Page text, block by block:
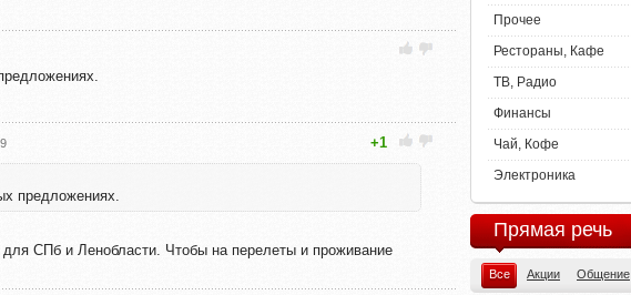
+1
предложениях.
СПб и Ленобласти. Чтобы на перелеты и проживание
Прочее
Рестораны, Кафе
ТВ, Радио
Финансы
Чай, Кофе
Электроника
Прямая речь
Все Акции Общение